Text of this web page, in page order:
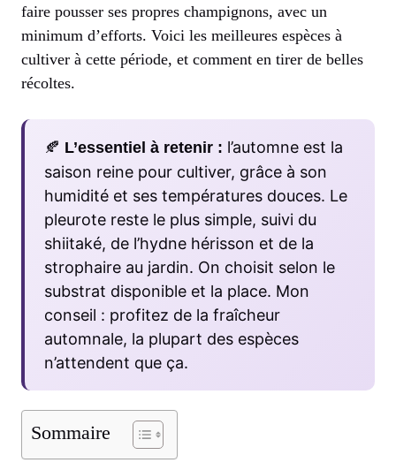
faire pousser ses propres champignons, avec un
minimum d’efforts. Voici les meilleures espèces à
cultiver à cette période, et comment en tirer de belles
récoltes.
🍂 L’essentiel à retenir : l’automne est la
saison reine pour cultiver, grâce à son
humidité et ses températures douces. Le
pleurote reste le plus simple, suivi du
shiitaké, de l’hydne hérisson et de la
strophaire au jardin. On choisit selon le
substrat disponible et la place. Mon
conseil : profitez de la fraîcheur
automnale, la plupart des espèces
n’attendent que ça.
Sommaire